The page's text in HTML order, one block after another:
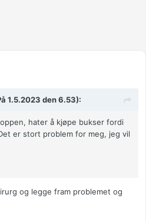
1.5.2023 den 6.53):
hater å kjøpe bukser fordi
er stort problem for meg, jeg vil
og legge fram problemet og